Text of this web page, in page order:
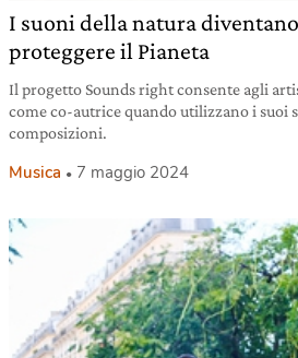
I suoni della natura
proteggere il Pianeta
Il progetto Sounds right consente agli
come co-autrice quando utilizzano i suoi
composizioni.
Musica 7 maggio 2024